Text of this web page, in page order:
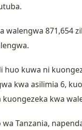
walengwa
kuwa ni
kwa asilimia 6,
kwa
Tanzania,